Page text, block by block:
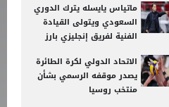
ماتياس يايسله يترك الدوري
السعودي ويتولى القيادة
الفنية لفريق إنجليزي بارز
الاتحاد الدولي لكرة الطائرة
يصدر موقفه الرسمي بشأن
منتخب روسيا